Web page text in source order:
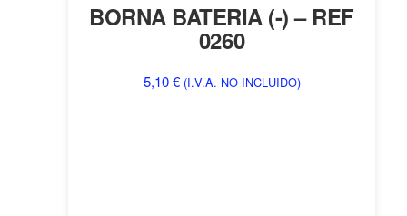
BORNA BATERIA (-) – REF
0260
5,10€ (I.V.A. NO INCLUIDO)